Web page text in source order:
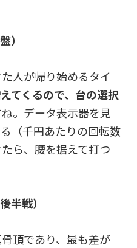
）
人が帰り始めるタイ
てくるので、台の選択
。データ表示器を見
（千円あたりの回転数
ら、腰を据えて打つ
半戦）
頂であり、最も差が